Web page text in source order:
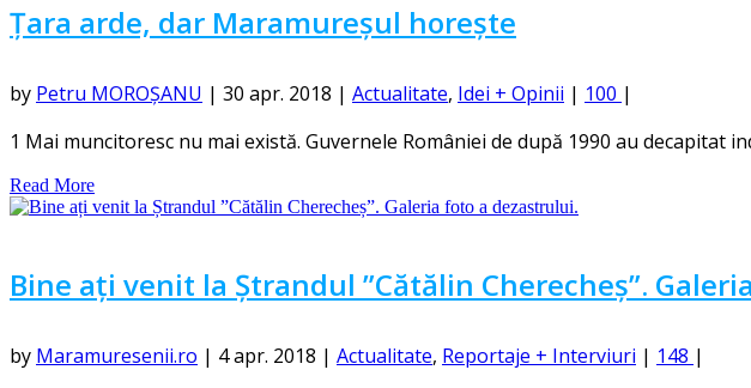
Țara arde, dar Maramureșul horește
by Petru MOROȘANU | 30 apr. 2018 | Actualitate, Idei + Opinii | 100 |
1 Mai muncitoresc nu mai există. Guvernele României de după 1990 au decapitat
Read More
Bine ați venit la Ștrandul ”Cătălin Cherecheș”.
by Maramuresenii.ro | 4 apr. 2018 | Actualitate, Reportaje + Interviuri | 148 |